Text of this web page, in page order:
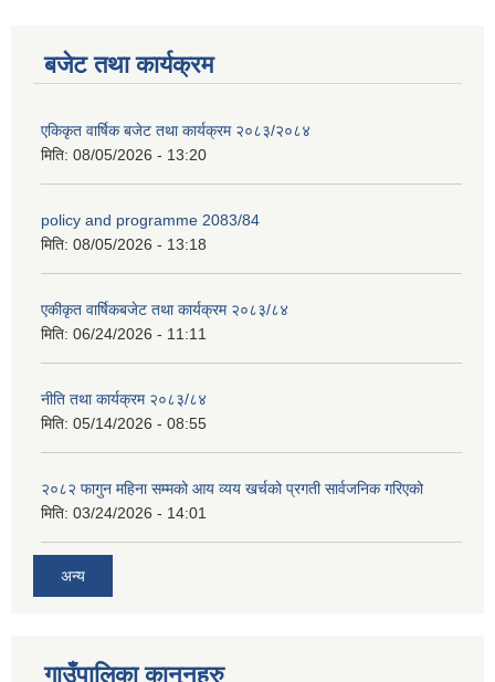
बजेट तथा कार्यक्रम
एकिकृत वार्षिक बजेट तथा कार्यक्रम २०८३/२०८४
मिति: 08/05/2026 - 13:20
policy and programme 2083/84
मिति: 08/05/2026 - 13:18
एकीकृत वार्षिकबजेट तथा कार्यक्रम २०८३/८४
मिति: 06/24/2026 - 11:11
नीति तथा कार्यक्रम २०८३/८४
मिति: 05/14/2026 - 08:55
२०८२ फागुन महिना सम्मको आय व्यय खर्चको प्रगती सार्वजनिक गरिएको
मिति: 03/24/2026 - 14:01
अन्य
गाउँपालिका कानुनहरु